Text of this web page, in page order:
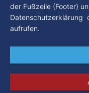
der Fußzeile (Footer)
Datenschutzerklärung
aufrufen.